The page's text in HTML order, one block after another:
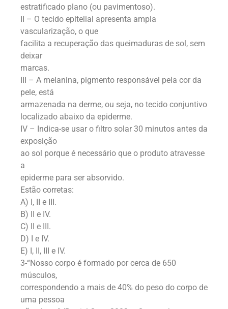
estratificado plano (ou pavimentoso).
II – O tecido epitelial apresenta ampla
vascularização, o que
facilita a recuperação das queimaduras de sol, sem
deixar
marcas.
III – A melanina, pigmento responsável pela cor da
pele, está
armazenada na derme, ou seja, no tecido conjuntivo
localizado abaixo da epiderme.
IV – Indica-se usar o filtro solar 30 minutos antes da
exposição
ao sol porque é necessário que o produto atravesse
a
epiderme para ser absorvido.
Estão corretas:
A) I, II e III.
B) II e IV.
C) II e III.
D) I e IV.
E) I, II, III e IV.
3-“Nosso corpo é formado por cerca de 650
músculos,
correspondendo a mais de 40% do peso do corpo de
uma pessoa